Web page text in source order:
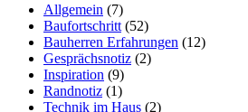
Allgemein (7)
Baufortschritt (52)
Bauherren Erfahrungen (12)
Gesprächsnotiz (2)
Inspiration (9)
Randnotiz (1)
Technik im Haus (2)